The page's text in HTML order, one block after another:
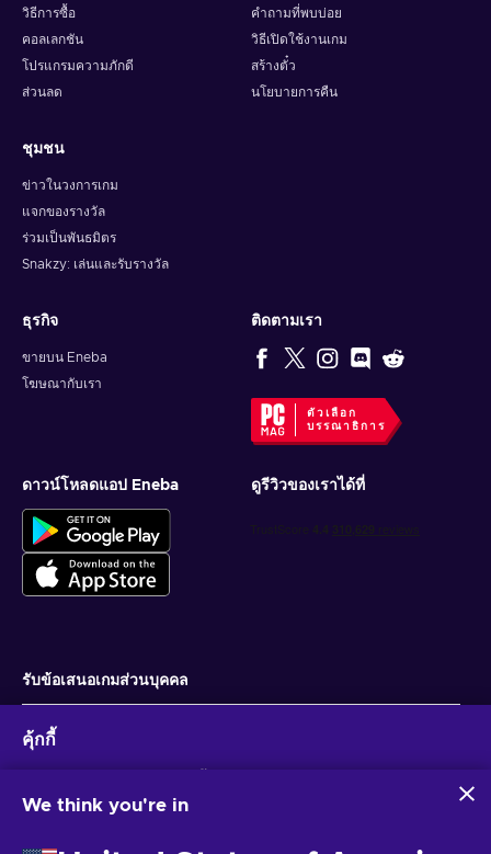
วิธีการซื้อ
คอลเลกชัน
โปรแกรมความภักดี
ส่วนลด
คำถามที่พบบ่อย
วิธีเปิดใช้งานเกม
สร้างตั๋ว
นโยบายการคืน
ชุมชน
ข่าวในวงการเกม
แจกของรางวัล
ร่วมเป็นพันธมิตร
Snakzy: เล่นและรับรางวัล
ธุรกิจ
ขายบน Eneba
โฆษณากับเรา
ติดตามเรา
ตัวเลือก
บรรณาธิการ
ดาวน์โหลดแอป Eneba ดูรีวิวของเราได้ที่
รับข้อเสนอเกมส่วนบุคคล
คุ้กกี้
รวบรวมและวิเคราะห์ข้อมูลเกี่ยวกับผู้ใช้เว็บไซต์นี้ เราใช้ข้อมูลนี้เพื่อ
บุคคลของคุณอาจถูกนำไปใช้เพื่อปรับแต่งโฆษณา
We think you're in